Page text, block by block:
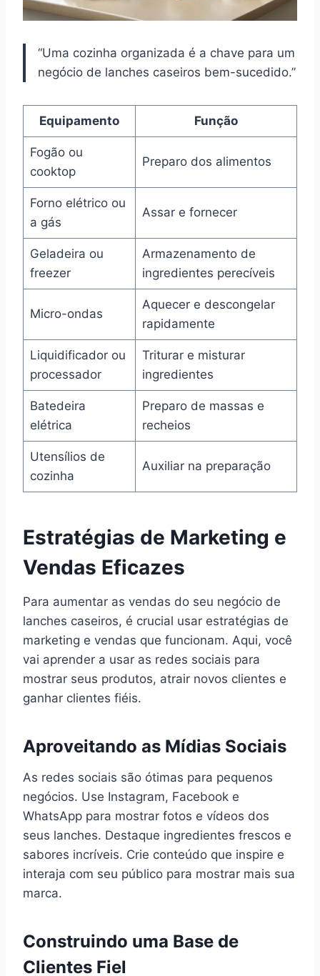
“Uma cozinha organizada é a chave para um
negócio de lanches caseiros bem-sucedido.”
Equipamento Função
Fogão ou
cooktop
Preparo dos alimentos
Forno elétrico ou
a gás
Assar e fornecer
Geladeira ou
freezer
Armazenamento de
ingredientes perecíveis
Micro-ondas
Aquecer e descongelar
rapidamente
Liquidificador ou
processador
Triturar e misturar
ingredientes
Batedeira
elétrica
Preparo de massas e
recheios
Utensílios de
cozinha
Auxiliar na preparação
Estratégias de Marketing e
Vendas Eficazes
Para aumentar as vendas do seu negócio de
lanches caseiros, é crucial usar estratégias de
marketing e vendas que funcionam. Aqui, você
vai aprender a usar as redes sociais para
mostrar seus produtos, atrair novos clientes e
ganhar clientes fiéis.
Aproveitando as Mídias Sociais
As redes sociais são ótimas para pequenos
negócios. Use Instagram, Facebook e
WhatsApp para mostrar fotos e vídeos dos
seus lanches. Destaque ingredientes frescos e
sabores incríveis. Crie conteúdo que inspire e
interaja com seu público para mostrar mais sua
marca.
Construindo uma Base de
Clientes Fiel